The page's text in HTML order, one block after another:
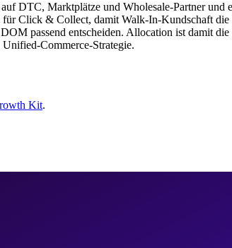
DTC, Marktplätze und Wholesale-Partner
Click & Collect, damit Walk-In-Kundschaft
passend entscheiden. Allocation ist damit
Commerce-Strategie.
Kit.